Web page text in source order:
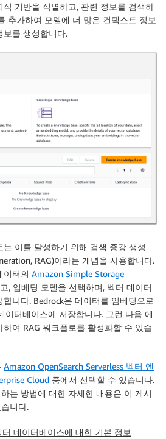
기반을 식별하고, 관련 정보를 검색하
추가하여 모델에 더 많은 컨텍스트 정보
보를 생성합니다.
이를 달성하기 위해 검색 증강 생성
RAG)이라는 개념을 사용합니다.
이터의 Amazon Simple Storage
, 임베딩 모델을 선택하며, 벡터 데이터
니다. Bedrock은 데이터를 임베딩으로
이터베이스에 저장합니다. 그런 다음 에
여 RAG 워크플로를 활성화할 수 있습
Amazon OpenSearch Serverless 벡터 엔
Cloud 중에서 선택할 수 있습니다.
는 방법에 대한 자세한 내용은 이 게시
니다.
데이터베이스에 대한 기본 정보